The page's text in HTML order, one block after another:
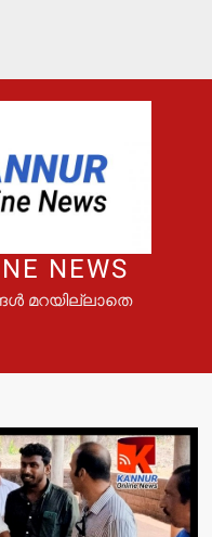
NEWS
മറയില്ലാതെ